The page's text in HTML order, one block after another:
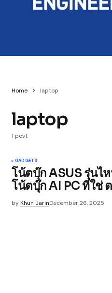
Home laptop
laptop
1 post
GADGETS
โน้ตบุ๊ก ASUS รุ่นไ
โน้ตบุ๊ก AI PC ที่ใช่
byKhun JarinDecember 26, 2025